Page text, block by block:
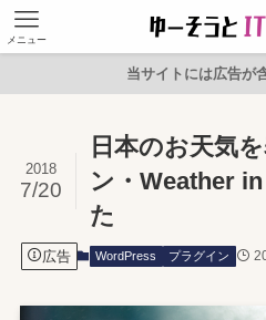
メニュー
当サイトには広告が
日本のお天気
ン・Weather
た
2018
7/20
広告 WordPress プラグイン